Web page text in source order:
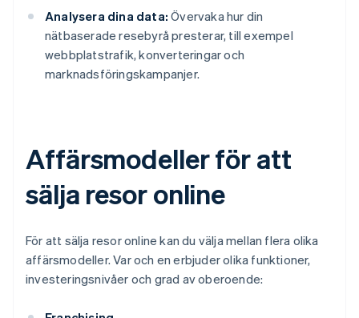
Analysera dina data: Övervaka hur din
nätbaserade resebyrå presterar, till exempel
webbplatstrafik, konverteringar och
marknadsföringskampanjer.
Affärsmodeller för att
sälja resor online
För att sälja resor online kan du välja mellan flera olika
affärsmodeller. Var och en erbjuder olika funktioner,
investeringsnivåer och grad av oberoende: